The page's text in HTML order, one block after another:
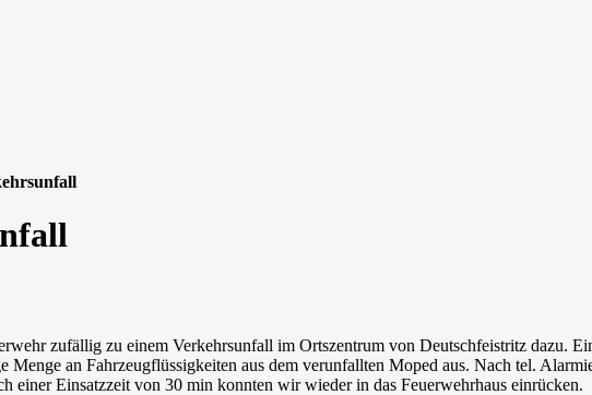
zufällig zu einem Verkehrsunfall im Ortszentrum von Deutschfeistritz dazu.
Menge an Fahrzeugflüssigkeiten aus dem verunfallten Moped aus. Nach tel.
Einsatzzeit von 30 min konnten wir wieder in das Feuerwehrhaus einrücken.